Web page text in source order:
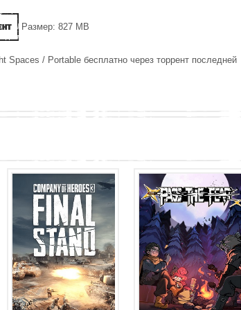
Размер: 827 MB
Spaces / Portable бесплатно через торрент последней